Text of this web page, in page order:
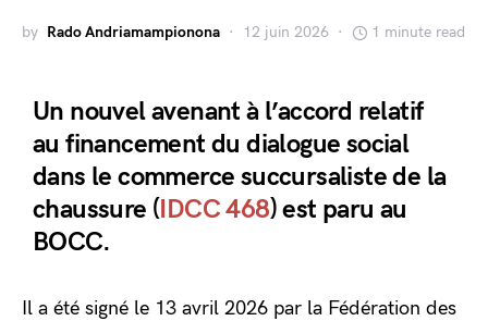
by Rado Andriamampionona 12 juin 2026 1 minute read
Un nouvel avenant à l’accord relatif
au financement du dialogue social
dans le commerce succursaliste de la
chaussure (IDCC 468) est paru au
BOCC.
Il a été signé le 13 avril 2026 par la Fédération des